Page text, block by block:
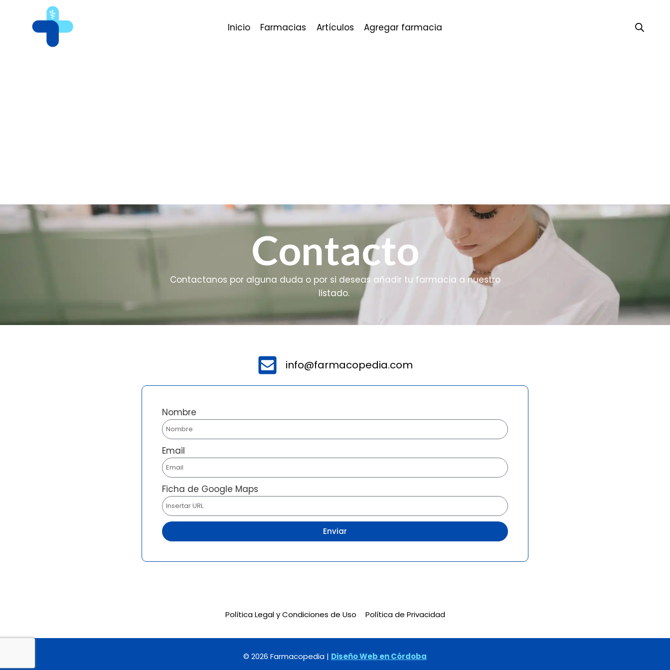
Inicio Farmacias Artículos Agregar farmacia
Contacto
Contactanos por alguna duda o por si deseas añadir tu farmacia a nuestro
listado.
info@farmacopedia.com
Nombre
Email
Ficha de Google Maps
Enviar
Política Legal y Condiciones de Uso Política de Privacidad
© 2026 Farmacopedia | Diseño Web en Córdoba